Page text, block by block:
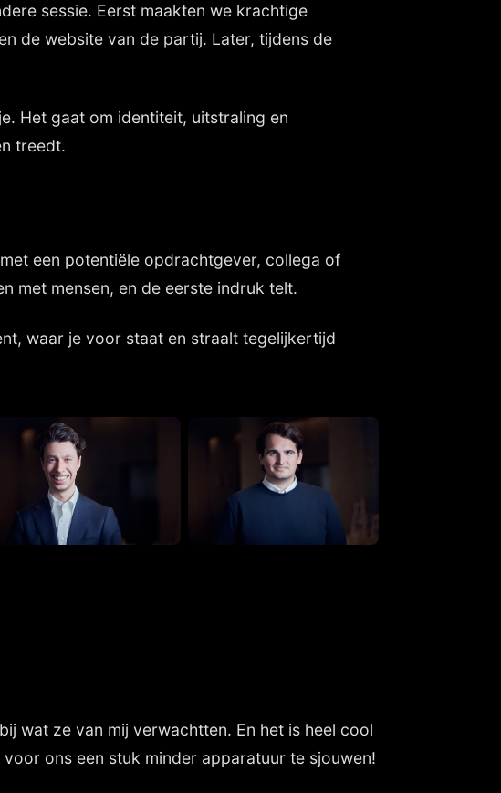
sessie. Eerst maakten we krachtige
de website van de partij. Later, tijdens de
Het gaat om identiteit, uitstraling en
treedt.
een potentiële opdrachtgever, collega of
met mensen, en de eerste indruk telt.
waar je voor staat en straalt tegelijkertijd
wat ze van mij verwachtten. En het is heel cool
ons een stuk minder apparatuur te sjouwen!